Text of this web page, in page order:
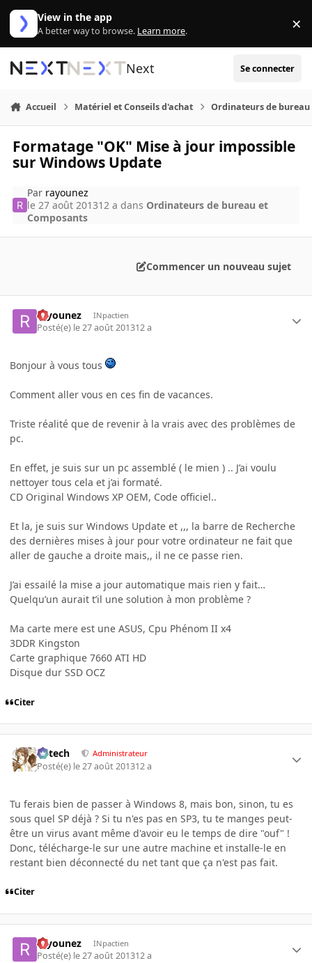
Aller au contenu
View in the app
A better way to browse. Learn more. ×
Next Se connecter
Accueil Matériel et Conseils d'achat Ordinateurs de bureau
Formatage "OK" Mise à jour impossible
sur Windows Update
Par rayounez
le 27 août 201312 a dans Ordinateurs de bureau et
Composants
Commencer un nouveau sujet
rayounez INpactien
Posté(e) le 27 août 201312 a
Bonjour à vous tous
Comment aller vous en ces fin de vacances.
Triste réalité que de revenir à la vrais avec des problèmes de
pc.
En effet, je suis sur un pc assemblé ( le mien ) .. J’ai voulu
nettoyer tous cela et j’ai formaté.
CD Original Windows XP OEM, Code officiel..
Et la, je suis sur Windows Update et ,,, la barre de Recherche
des dernières mises à jour pour votre ordinateur ne fait que
aller de gauche a droite mais,, il ne ce passe rien.
J’ai essailé la mise a jour automatique mais rien y fait…
Quelqu’un aurait t’il une solution à mon problème ?
Ma carte mere est une ASUS, Cpu Phénom II x4
3DDR Kingston
Carte graphique 7660 ATI HD
Disque dur SSD OCZ
Citer
Edtech Administrateur
Posté(e) le 27 août 201312 a
Tu ferais bien de passer à Windows 8, mais bon, sinon, tu es
sous quel SP déjà ? Si tu n'es pas en SP3, tu te manges peut-
être un virus avant même d'avoir eu le temps de dire "ouf" !
Donc, télécharge-le sur une autre machine et installe-le en
restant bien déconnecté du net tant que ça n'est pas fait.
Citer
rayounez INpactien
Posté(e) le 27 août 201312 a